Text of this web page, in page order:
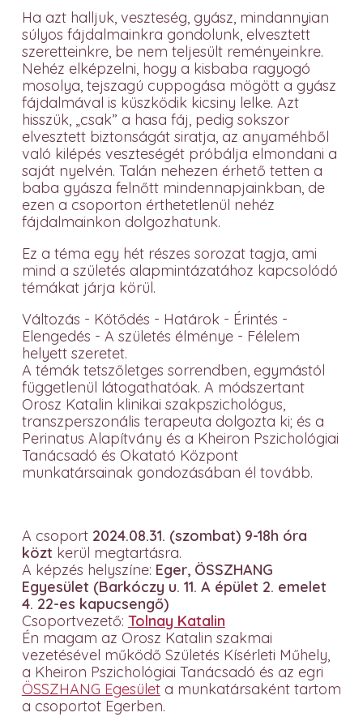
Ha azt halljuk, veszteség, gyász, mindannyian
súlyos fájdalmainkra gondolunk, elvesztett
szeretteinkre, be nem teljesült reményeinkre.
Nehéz elképzelni, hogy a kisbaba ragyogó
mosolya, tejszagú cuppogása mögött a gyász
fájdalmával is küszködik kicsiny lelke. Azt
hisszük, „csak” a hasa fáj, pedig sokszor
elvesztett biztonságát siratja, az anyaméhből
való kilépés veszteségét próbálja elmondani a
saját nyelvén. Talán nehezen érhető tetten a
baba gyásza felnőtt mindennapjainkban, de
ezen a csoporton érthetetlenül nehéz
fájdalmainkon dolgozhatunk.
Ez a téma egy hét részes sorozat tagja, ami
mind a születés alapmintázatához kapcsolódó
témákat járja körül.
Változás - Kötődés - Határok - Érintés -
Elengedés - A születés élménye - Félelem
helyett szeretet.
A témák tetszőletges sorrendben, egymástól
függetlenül látogathatóak. A módszertant
Orosz Katalin klinikai szakpszichológus,
transzperszonális terapeuta dolgozta ki; és a
Perinatus Alapítvány és a Kheiron Pszichológiai
Tanácsadó és Okatató Központ
munkatársainak gondozásában él tovább.
A csoport2024.08.31. (szombat) 9-18h óra
közt kerül megtartásra.
A képzés helyszíne: Eger, ÖSSZHANG
Egyesület (Barkóczy u. 11. A épület 2. emelet
4. 22-es kapucsengő)
Csoportvezető: Tolnay Katalin
Én magam az Orosz Katalin szakmai
vezetésével működő Születés Kísérleti Műhely,
a Kheiron Pszichológiai Tanácsadó és az egri
ÖSSZHANG Egesületa munkatársaként tartom
a csoportot Egerben.